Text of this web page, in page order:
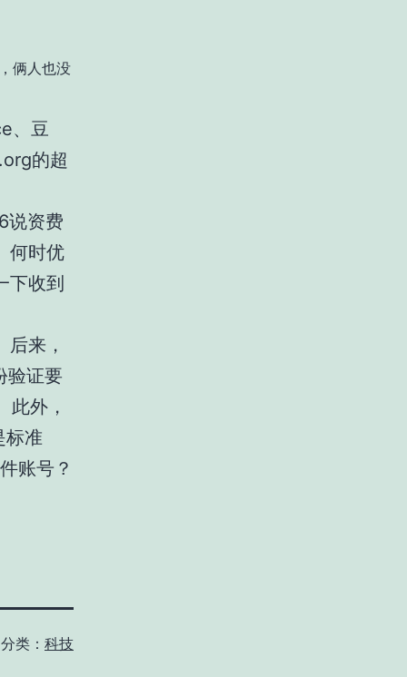
俩人也没
、豆
的超
说资费
何时优
下收到
来，
验证要
此外，
标准
账号？
分类： 科技